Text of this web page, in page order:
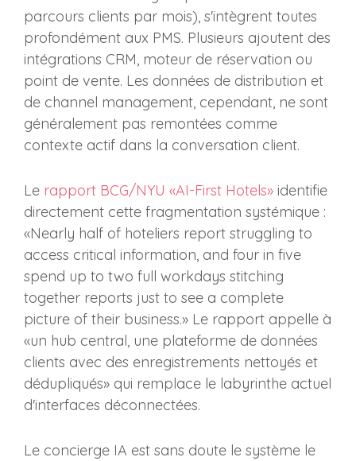
parcours clients par mois), s'intègrent toutes
profondément aux PMS. Plusieurs ajoutent des
intégrations CRM, moteur de réservation ou
point de vente. Les données de distribution et
de channel management, cependant, ne sont
généralement pas remontées comme
contexte actif dans la conversation client.
Le rapport BCG/NYU «AI-First Hotels» identifie
directement cette fragmentation systémique :
«Nearly half of hoteliers report struggling to
access critical information, and four in five
spend up to two full workdays stitching
together reports just to see a complete
picture of their business.» Le rapport appelle à
«un hub central, une plateforme de données
clients avec des enregistrements nettoyés et
dédupliqués» qui remplace le labyrinthe actuel
d'interfaces déconnectées.
Le concierge IA est sans doute le système le